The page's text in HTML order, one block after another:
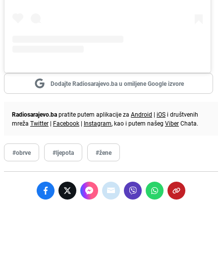
Dodajte Radiosarajevo.ba u omiljene Google izvore
Radiosarajevo.bapratite putem aplikacije za Android | iOS i društvenih
mreža Twitter | Facebook | Instagram, kao i putem našeg ViberChata.
#obrve #ljepota #žene